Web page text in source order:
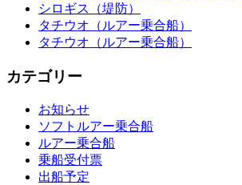
シロギス（堤防）
タチウオ（ルアー乗合船）
タチウオ（ルアー乗合船）
カテゴリー
お知らせ
ソフトルアー乗合船
ルアー乗合船
乗船受付票
出船予定